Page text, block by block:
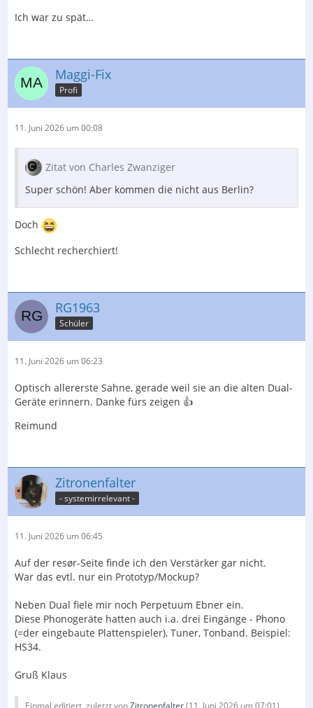
Ich war zu spät…
Maggi-Fix
Profi
11. Juni 2026 um 00:08
Zitat von Charles Zwanziger
Super schön! Aber kommen die nicht aus Berlin?
Doch
Schlecht recherchiert!
RG1963
Schüler
11. Juni 2026 um 06:23
Optisch allererste Sahne, gerade weil sie an die alten Dual-
Geräte erinnern. Danke fürs zeigen 👍
Reimund
Zitronenfalter
- systemirrelevant -
11. Juni 2026 um 06:45
Auf der resør-Seite finde ich den Verstärker gar nicht.
War das evtl. nur ein Prototyp/Mockup?
Neben Dual fiele mir noch Perpetuum Ebner ein.
Diese Phonogeräte hatten auch i.a. drei Eingänge - Phono
(=der eingebaute Plattenspieler), Tuner, Tonband. Beispiel:
HS34.
Gruß Klaus
Einmal editiert, zuletzt vonZitronenfalter(11. Juni 2026 um 07:01)